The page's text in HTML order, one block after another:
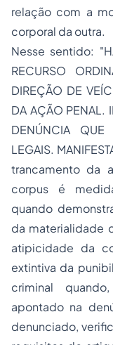
relação com a
corporal da outra.
Nesse sentido:
RECURSO
DIREÇÃO DE
DA AÇÃO PENAL.
DENÚNCIA QUE
LEGAIS.
trancamento da
corpus é
quando
da materialidade
atipicidade da
extintiva da
criminal
apontado na
denunciado,